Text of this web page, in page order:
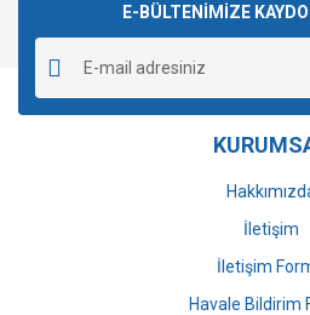
Yorum Yaz
Ürün resmi kalitesiz, bozuk veya
Ürün açıklamasında eksik bilgiler
Ürün bilgilerinde hatalar
Ürün fiyatı diğer sitelerden daha
E-BÜLTENİMİZE
İletişim
İletişim
Havale Bildirim